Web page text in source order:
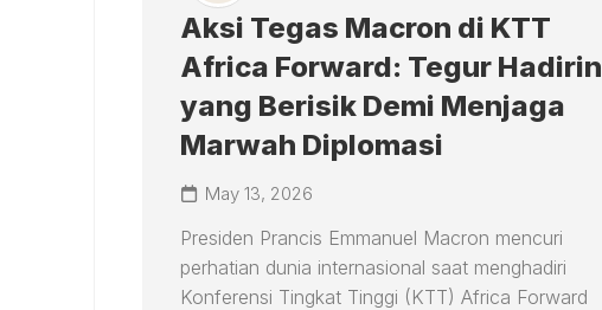
Aksi Tegas Macron di KTT
Africa Forward: Tegur Hadirin
yang Berisik Demi Menjaga
Marwah Diplomasi
May 13, 2026
Presiden Prancis Emmanuel Macron mencuri
perhatian dunia internasional saat menghadiri
Konferensi Tingkat Tinggi (KTT) Africa Forward